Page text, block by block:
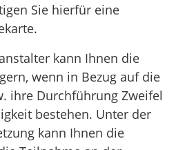
Sie hierfür eine
kann Ihnen die
wenn in Bezug auf die
ihre Durchführung Zweifel
bestehen. Unter der
kann Ihnen die